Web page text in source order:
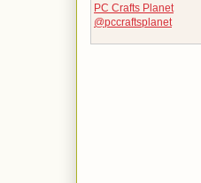
PC Crafts Planet
@pccraftsplanet